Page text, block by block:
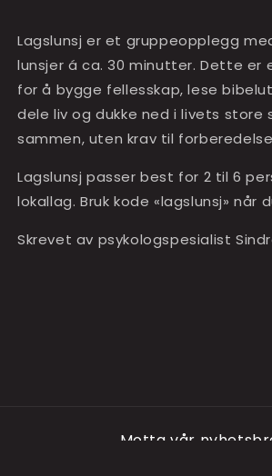
Lagslunsj er et gruppeopplegg
lunsjer á ca. 30 minutter. Dette
for å bygge fellesskap, lese
dele liv og dukke ned i livets store
sammen, uten krav til
Lagslunsj passer best for 2 til 6
lokallag. Bruk kode «lagslunsj» når
Skrevet av psykologspesialist
Motta vår